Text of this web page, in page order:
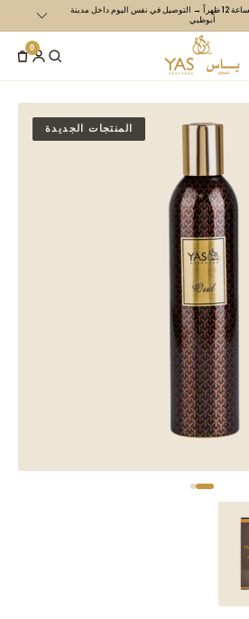
الطلبات التي تُقدم قبل الساعة 12 ظهراً → التوصيل في نفس اليوم داخل مدينة
أبوظبي
0
المنتجات الجديدة